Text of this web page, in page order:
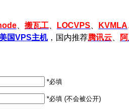
搬瓦工 LOCVPS KVMLA
美国VPS主机，国内推荐腾讯云
*必填
*必填 (不会被公开)